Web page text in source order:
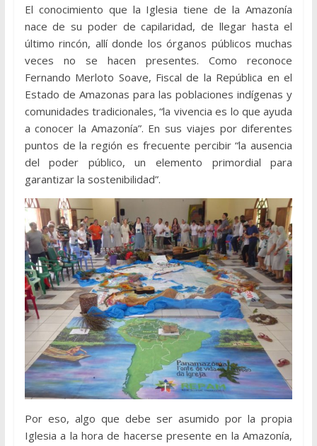
El conocimiento que la Iglesia tiene de la Amazonía
nace de su poder de capilaridad, de llegar hasta el
último rincón, allí donde los órganos públicos muchas
veces no se hacen presentes. Como reconoce
Fernando Merloto Soave, Fiscal de la República en el
Estado de Amazonas para las poblaciones indígenas y
comunidades tradicionales, “la vivencia es lo que ayuda
a conocer la Amazonía”. En sus viajes por diferentes
puntos de la región es frecuente percibir “la ausencia
del poder público, un elemento primordial para
garantizar la sostenibilidad”.
Por eso, algo que debe ser asumido por la propia
Iglesia a la hora de hacerse presente en la Amazonía,